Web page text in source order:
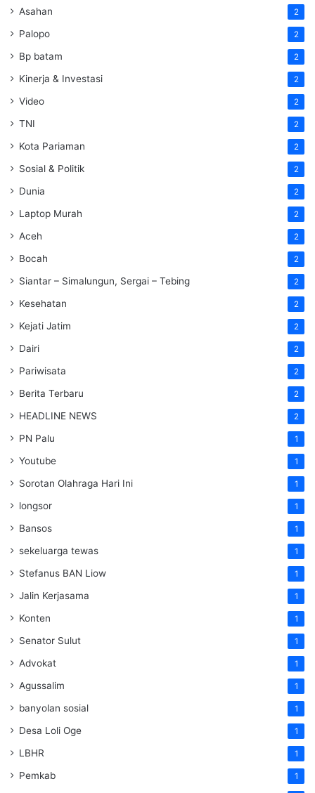
Asahan 2
Palopo 2
Bp batam 2
Kinerja & Investasi 2
Video 2
TNI 2
Kota Pariaman 2
Sosial & Politik 2
Dunia 2
Laptop Murah 2
Aceh 2
Bocah 2
Siantar – Simalungun, Sergai – Tebing 2
Kesehatan 2
Kejati Jatim 2
Dairi 2
Pariwisata 2
Berita Terbaru 2
HEADLINE NEWS 2
PN Palu 1
Youtube 1
Sorotan Olahraga Hari Ini 1
longsor 1
Bansos 1
sekeluarga tewas 1
Stefanus BAN Liow 1
Jalin Kerjasama 1
Konten 1
Senator Sulut 1
Advokat 1
Agussalim 1
banyolan sosial 1
Desa Loli Oge 1
LBHR 1
Pemkab 1